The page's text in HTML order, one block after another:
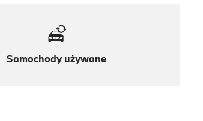
Samochody używane